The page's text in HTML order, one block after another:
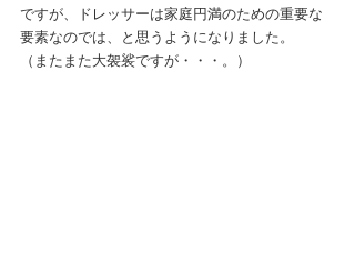
ですが、ドレッサーは家庭円満のための重要な
要素なのでは、と思うようになりました。
（またまた大袈裟ですが・・・。）